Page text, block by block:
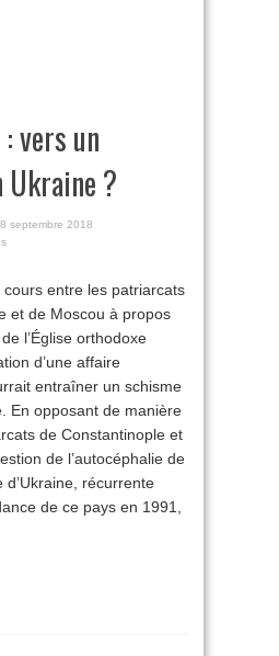
vers un
Ukraine ?
septembre 2018
vers
un
schisme
en
Ukraine
entre les patriarcats
et de Moscou à propos
l’Église orthodoxe
d’une affaire
entraîner un schisme
En opposant de manière
de Constantinople et
de l’autocéphalie de
d’Ukraine, récurrente
de ce pays en 1991,